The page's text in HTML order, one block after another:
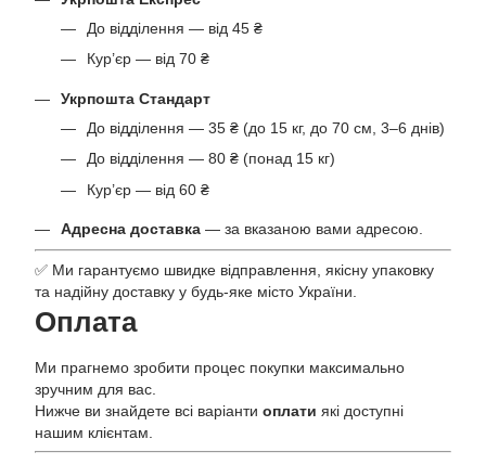
До відділення — від 45 ₴
Кур’єр — від 70 ₴
Укрпошта Стандарт
До відділення — 35 ₴ (до 15 кг, до 70 см, 3–6 днів)
До відділення — 80 ₴ (понад 15 кг)
Кур’єр — від 60 ₴
Адресна доставка — за вказаною вами адресою.
✅ Ми гарантуємо швидке відправлення, якісну упаковку
та надійну доставку у будь-яке місто України.
Оплата
Ми прагнемо зробити процес покупки максимально
зручним для вас.
Нижче ви знайдете всі варіанти оплати які доступні
нашим клієнтам.